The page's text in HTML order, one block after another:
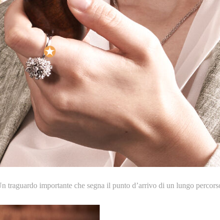
traguardo importante che segna il punto d’arrivo di un lungo